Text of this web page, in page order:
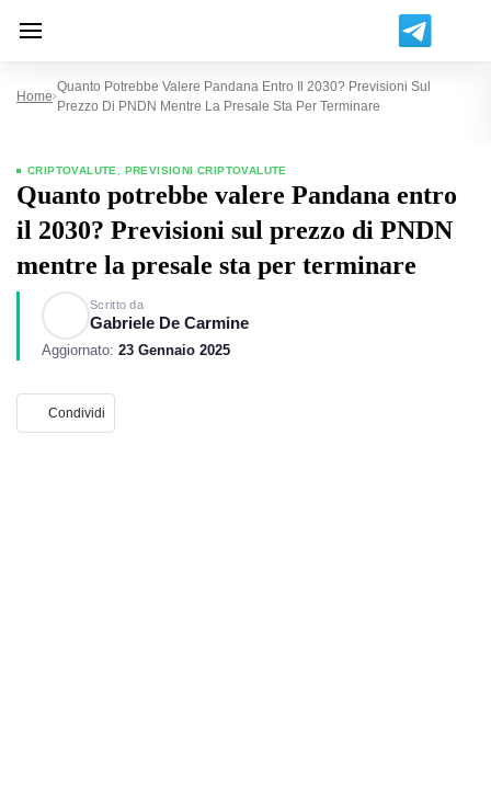
Home
Quanto Potrebbe Valere Pandana Entro Il 2030? Previsioni Sul
Prezzo Di PNDN Mentre La Presale Sta Per Terminare
CRIPTOVALUTE PREVISIONI CRIPTOVALUTE
Quanto potrebbe valere Pandana entro
il 2030? Previsioni sul prezzo di PNDN
mentre la presale sta per terminare
Scritto da
Gabriele De Carmine
Aggiornato: 23 Gennaio 2025
Condividi